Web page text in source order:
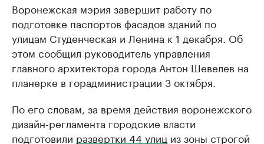
Воронежская мэрия завершит работу по
подготовке паспортов фасадов зданий по
улицам Студенческая и Ленина к 1 декабря. Об
этом сообщил руководитель управления
главного архитектора города Антон Шевелев на
планерке в горадминистрации 3 октября.
По его словам, за время действия воронежского
дизайн-регламента городские власти
подготовили развертки 44 улиц из зоны строгой